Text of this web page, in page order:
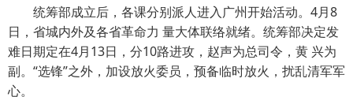
统筹部成立后，各课分别派人进入广州开始活动。4月8
日，省城内外及各省革命力 量大体联络就绪。统筹部决定发
难日期定在4月13日，分10路进攻，赵声为总司令，黄 兴为
副。“选锋”之外，加设放火委员，预备临时放火，扰乱清军军
心。